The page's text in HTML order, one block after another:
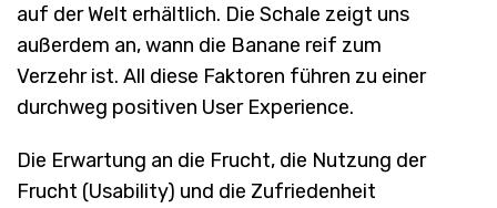
auf der Welt erhältlich. Die Schale zeigt uns
außerdem an, wann die Banane reif zum
Verzehr ist. All diese Faktoren führen zu einer
durchweg positiven User Experience.
Die Erwartung an die Frucht, die Nutzung der
Frucht (Usability) und die Zufriedenheit